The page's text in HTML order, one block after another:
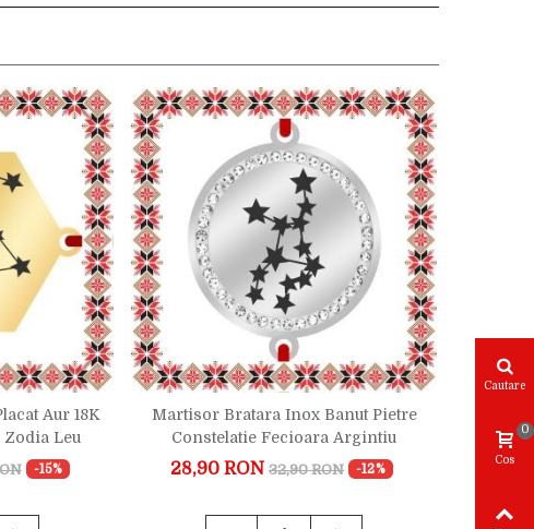
Aur 18K
Zodia Leu
-15%
Martisor Bratara Inox Banut Pietre
Constelatie Fecioara Argintiu
28,90 RON 32,90 RON -12%
Cautare
Cos
0